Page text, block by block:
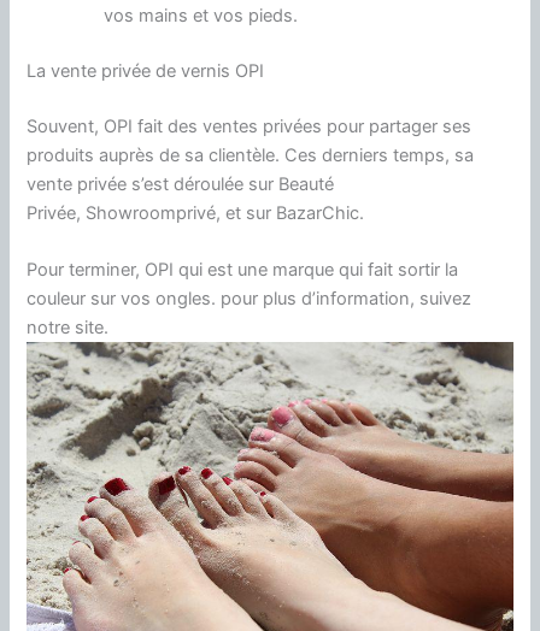
vos mains et vos pieds.
La vente privée de vernis OPI
Souvent, OPI fait des ventes privées pour partager ses
produits auprès de sa clientèle. Ces derniers temps, sa
vente privée s’est déroulée sur Beauté
Privée, Showroomprivé, et sur BazarChic.
Pour terminer, OPI qui est une marque qui fait sortir la
couleur sur vos ongles. pour plus d’information, suivez
notre site.